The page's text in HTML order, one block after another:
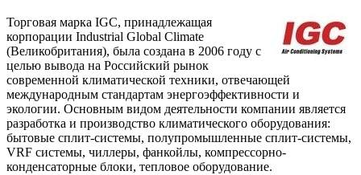
Торговая марка IGC, принадлежащая
корпорации Industrial Global Climate
(Великобритания), была создана в 2006 году с
целью вывода на Российский рынок
современной климатической техники, отвечающей
международным стандартам энергоэффективности и
экологии. Основным видом деятельности компании является
разработка и производство климатического оборудования:
бытовые сплит-системы, полупромышленные сплит-системы,
VRF системы, чиллеры, фанкойлы, компрессорно-
конденсаторные блоки, тепловое оборудование.